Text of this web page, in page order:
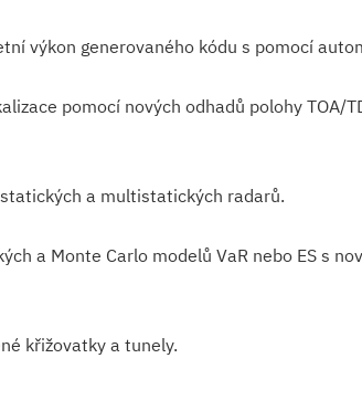
výkon generovaného kódu s pomocí
pomocí nových odhadů polohy TOA/
a multistatických radarů.
a Monte Carlo modelů VaR nebo ES s
křižovatky a tunely.